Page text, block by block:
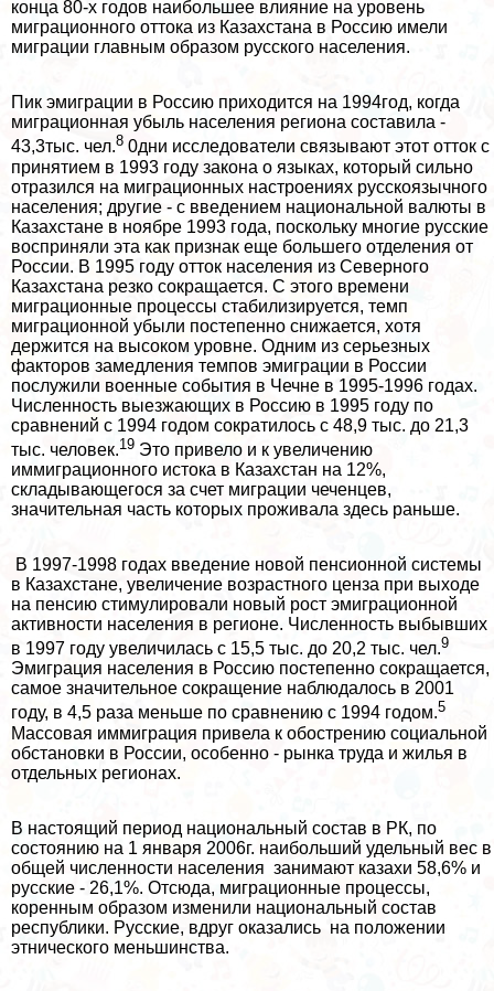
конца 80-х годов наибольшее влияние на уровень
миграционного оттока из Казахстана в Россию имели
миграции главным образом русского населения.
Пик эмиграции в Россию приходится на 1994год, когда
миграционная убыль населения региона составила -
43,3тыс. чел.8 0дни исследователи связывают этот отток с
принятием в 1993 году закона о языках, который сильно
отразился на миграционных настроениях русскоязычного
населения; другие - с введением национальной валюты в
Казахстане в ноябре 1993 года, поскольку многие русские
восприняли эта как признак еще большего отделения от
России. В 1995 году отток населения из Северного
Казахстана резко сокращается. С этого времени
миграционные процессы стабилизируется, темп
миграционной убыли постепенно снижается, хотя
держится на высоком уровне. Одним из серьезных
факторов замедления темпов эмиграции в России
послужили военные события в Чечне в 1995-1996 годах.
Численность выезжающих в Россию в 1995 году по
сравнений с 1994 годом сократилось с 48,9 тыс. до 21,3
тыс. человек.19 Это привело и к увеличению
иммиграционного истока в Казахстан на 12%,
складывающегося за счет миграции чеченцев,
значительная часть которых проживала здесь раньше.
В 1997-1998 годах введение новой пенсионной системы
в Казахстане, увеличение возрастного ценза при выходе
на пенсию стимулировали новый рост эмиграционной
активности населения в регионе. Численность выбывших
в 1997 году увеличилась с 15,5 тыс. до 20,2 тыс. чел.9
Эмиграция населения в Россию постепенно сокращается,
самое значительное сокращение наблюдалось в 2001
году, в 4,5 раза меньше по сравнению с 1994 годом.5
Массовая иммиграция привела к обострению социальной
обстановки в России, особенно - рынка труда и жилья в
отдельных регионах.
В настоящий период национальный состав в РК, по
состоянию на 1 января 2006г. наибольший удельный вес в
общей численности населения занимают казахи 58,6% и
русские - 26,1%. Отсюда, миграционные процессы,
коренным образом изменили национальный состав
республики. Русские, вдруг оказались на положении
этнического меньшинства.